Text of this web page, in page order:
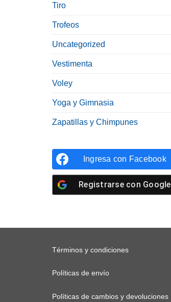
Tiro
Trofeos
Uncategorized
Vestimenta
Voley
Yoga y Gimnasia
Zapatillas y Chimpunes
Ingresa con Facebook
Registrarse con Google
Términos y condiciones
Políticas de envío
Políticas de cambios y devoluciones